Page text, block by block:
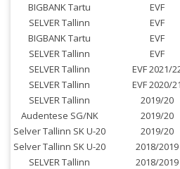
BIGBANK Tartu
EVF
SELVER Tallinn
EVF
BIGBANK Tartu
EVF
SELVER Tallinn
EVF
SELVER Tallinn
EVF 2021/
SELVER Tallinn
EVF 2020/21
SELVER Tallinn
2019/20
Audentese SG/NK
2019/20
Selver Tallinn SK U-20
2019/20
Selver Tallinn SK U-20
2018/2019
SELVER Tallinn
2018/2019